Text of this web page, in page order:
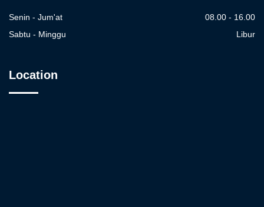
Senin - Jum'at
08.00 - 16.00
Sabtu - Minggu
Libur
Location